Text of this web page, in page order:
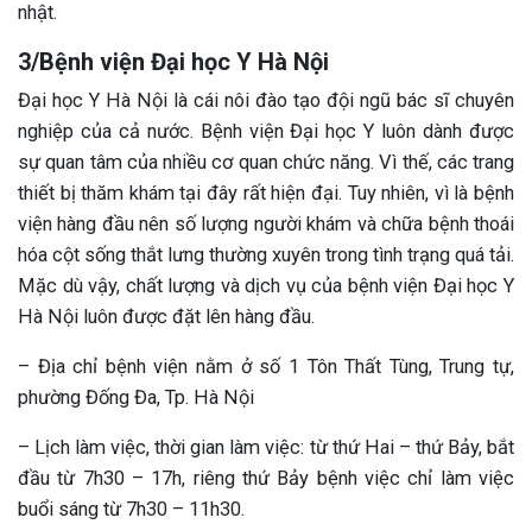
nhật.
3/Bệnh viện Đại học Y Hà Nội
Đại học Y Hà Nội là cái nôi đào tạo đội ngũ bác sĩ chuyên
nghiệp của cả nước. Bệnh viện Đại học Y luôn dành được
sự quan tâm của nhiều cơ quan chức năng. Vì thế, các trang
thiết bị thăm khám tại đây rất hiện đại. Tuy nhiên, vì là bệnh
viện hàng đầu nên số lượng người khám và chữa bệnh thoái
hóa cột sống thắt lưng thường xuyên trong tình trạng quá tải.
Mặc dù vậy, chất lượng và dịch vụ của bệnh viện Đại học Y
Hà Nội luôn được đặt lên hàng đầu.
– Địa chỉ bệnh viện nằm ở số 1 Tôn Thất Tùng, Trung tự,
phường Đống Đa, Tp. Hà Nội
– Lịch làm việc, thời gian làm việc: từ thứ Hai – thứ Bảy, bắt
đầu từ 7h30 – 17h, riêng thứ Bảy bệnh việc chỉ làm việc
buổi sáng từ 7h30 – 11h30.